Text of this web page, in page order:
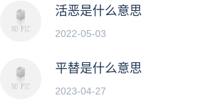
活恶是什么意思
2022-05-03
平替是什么意思
2023-04-27